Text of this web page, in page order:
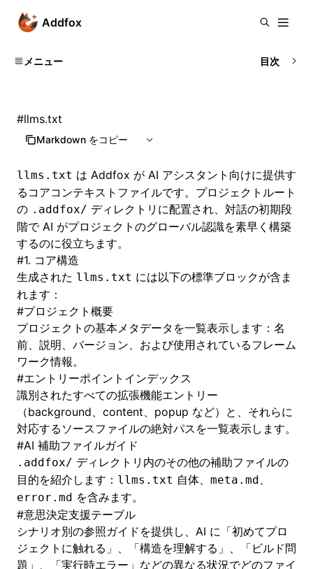
Addfox
メニュー 目次
#llms.txt
Markdown をコピー
llms.txt は Addfox が AI アシスタント向けに提供す
るコアコンテキストファイルです。プロジェクトルート
の .addfox/ ディレクトリに配置され、対話の初期段
階で AI がプロジェクトのグローバル認識を素早く構築
するのに役立ちます。
#1. コア構造
生成された llms.txt には以下の標準ブロックが含ま
れます：
#プロジェクト概要
プロジェクトの基本メタデータを一覧表示します：名
前、説明、バージョン、および使用されているフレーム
ワーク情報。
#エントリーポイントインデックス
識別されたすべての拡張機能エントリー
（background、content、popup など）と、それらに
対応するソースファイルの絶対パスを一覧表示します。
#AI 補助ファイルガイド
.addfox/ ディレクトリ内のその他の補助ファイルの
目的を紹介します： llms.txt 自体、 meta.md、
error.md を含みます。
#意思決定支援テーブル
シナリオ別の参照ガイドを提供し、AI に「初めてプロ
ジェクトに触れる」、「構造を理解する」、「ビルド問
題」、「実行時エラー」などの異なる状況でどのファイ